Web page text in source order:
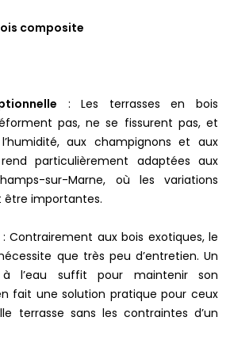
composite
: Les terrasses en bois
pas, ne se fissurent pas, et
aux champignons et aux
particulièrement adaptées aux
sur-Marne, où les variations
importantes.
: Contrairement aux bois exotiques, le
que très peu d’entretien. Un
l’eau suffit pour maintenir son
fait une solution pratique pour ceux
terrasse sans les contraintes d’un